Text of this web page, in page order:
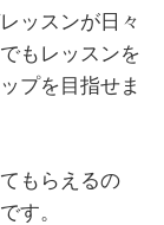
ッスンが日々
もレッスンを
プを目指せま
もらえるの
す。